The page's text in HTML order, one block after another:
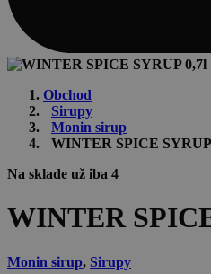
Obchod
Sirupy
Monin sirup
WINTER SPICE
Na sklade už iba 4
WINTER
Monin sirup, Sirupy